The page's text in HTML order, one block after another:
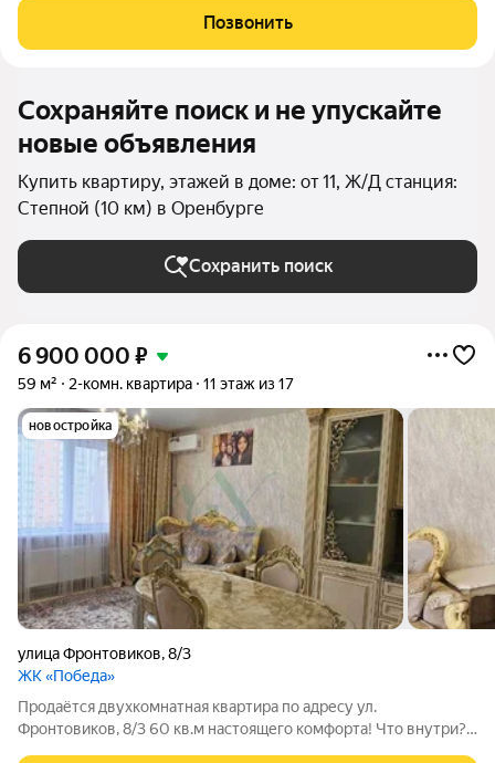
Позвонить
Сохраняйте поиск и не упускайте
новые объявления
Купить квартиру, этажей в доме: от 11, Ж/Д станция:
Степной (10 км) в Оренбурге
Сохранить поиск
6 900 000 ₽
59 м² 2-комн. квартира 11 этаж из 17
новостройка
улица Фронтовиков,8/3
ЖК «Победа»
Продаётся двухкомнатная квартира по адресу ул.
Фронтовиков, 8/3 60 кв.м настоящего комфорта! Что внутри?